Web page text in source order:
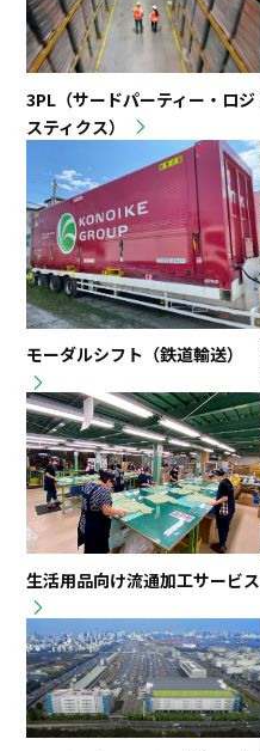
3PL（サードパーティー・ロジ
スティクス）
モーダルシフト（鉄道輸送）
生活用品向け流通加工サービス